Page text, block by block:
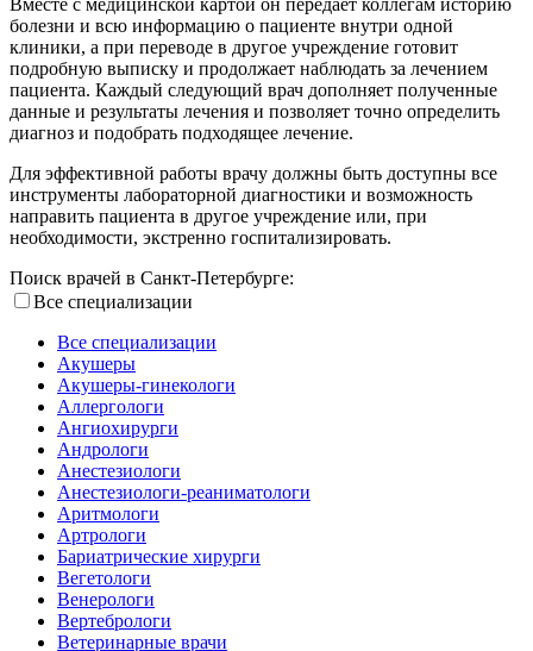
болезни и всю информацию о пациенте внутри одной
клиники, а при переводе в другое учреждение готовит
подробную выписку и продолжает наблюдать за лечением
пациента. Каждый следующий врач дополняет полученные
данные и результаты лечения и позволяет точно определить
диагноз и подобрать подходящее лечение.
Для эффективной работы врачу должны быть доступны все
инструменты лабораторной диагностики и возможность
направить пациента в другое учреждение или, при
необходимости, экстренно госпитализировать.
Поиск врачей в Санкт-Петербурге:
Все специализации
Все специализации
Акушеры
Акушеры-гинекологи
Аллергологи
Ангиохирурги
Андрологи
Анестезиологи
Анестезиологи-реаниматологи
Аритмологи
Артрологи
Бариатрические хирурги
Вегетологи
Венерологи
Вертебрологи
Ветеринарные врачи